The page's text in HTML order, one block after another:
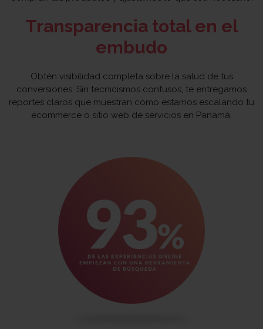
Transparencia total en el
embudo
Obtén visibilidad completa sobre la salud de tus
conversiones. Sin tecnicismos confusos, te entregamos
reportes claros que muestran cómo estamos escalando tu
ecommerce o sitio web de servicios en Panamá.